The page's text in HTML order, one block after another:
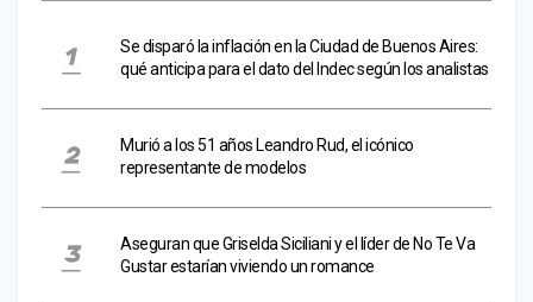
Se disparó la inflación en la Ciudad de Buenos Aires:
qué anticipa para el dato del Indec según los analistas
Murió a los 51 años Leandro Rud, el icónico
representante de modelos
Aseguran que Griselda Siciliani y el líder de No Te Va
Gustar estarían viviendo un romance